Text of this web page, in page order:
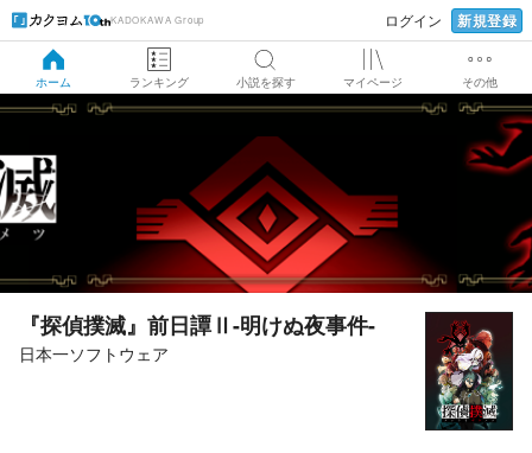
KADOKAWA Group ログイン 新規登録
ホーム ランキング 小説を探す マイページ その他
『探偵撲滅』前日譚Ⅱ-明けぬ夜事件-
日本一ソフトウェア